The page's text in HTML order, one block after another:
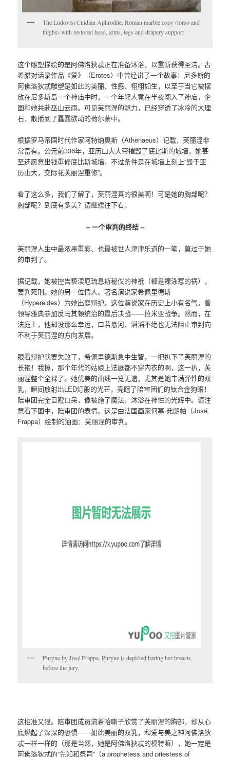
The Ludovisi Cnidian Aphrodite, Roman marble copy (torso and
thighs) with restored head, arms, legs and drapery support
这个雕塑描绘的是阿佛洛狄忒正在准备沐浴，以重新获得圣洁。古
希腊对话录作品《爱》（Erotes）中曾经讲了一个故事：尼多斯的
阿佛洛狄忒雕塑是如此的美丽、性感、栩栩如生，以至于当它被摆
放在尼多斯岛一个神庙中时，一个年轻人竟在半夜闯入了神庙，企
图和她共赴巫山云雨。可见芙丽涅的魅力，已经穿透了冰冷的大理
石，散播到了蠢蠢欲动的荷尔蒙中。
根据罗马帝国时代作家阿特纳奥斯（Athenaeus）记载，芙丽涅非
常富有。公元前336年，亚历山大大帝摧毁了底比斯的城墙，她甚
至还愿意出钱重修底比斯城墙，不过条件是在城墙上刻上“毁于亚
历山大，交际花芙丽涅重修”。
看了这么多，我们了解了，芙丽涅真的很美啊！可是她的胸部呢？
胸部呢？到底有多美？请继续往下看。
– 一个审判的终结 –
芙丽涅人生中最浓墨重彩、也最被世人津津乐道的一笔，莫过于她
的审判了。
据记载，她被控告亵渎厄琉息斯秘仪的神祗（都是裸泳惹的祸），
要判死刑。她的另一位情人、著名演说家希佩里德斯
（Hypereides）为她出庭辩护。这位演说家在历史上小有名气，曾
领导雅典参加反马其顿统治的最后决战——拉米亚战争。然而，在
法庭上，他却没那么幸运，口若悬河、滔滔不绝也无法阻止审判向
不利于芙丽涅的方向发展。
眼看辩护就要失败了，希佩里德斯急中生智，一把扒下了芙丽涅的
长袍！我擦，那个年代的姑娘上法庭都不穿内衣的啊，这一扒，芙
丽涅整个全裸了。她优美的曲线一览无遗，尤其是她丰满弹性的双
乳，瞬间放射出LED灯般的光芒，亮瞎了陪审团们的钛合金狗眼！
陪审团完全目瞪口呆，像被施了魔法，沐浴在神性的光辉中。请注
意看下图中，陪审团的表情。这是由法国画家何塞·弗朗帕（José
Frappa）绘制的油画：芙丽涅的审判。
Phryne by José Frappa. Phryne is depicted baring her breasts
before the jury.
这招准又狠。陪审团成员流着哈喇子欣赏了芙丽涅的胸部，却从心
底燃起了深深的恐惧——如此美丽的双乳，和爱与美之神阿佛洛狄
忒一样一样的（那是当然，她是阿佛洛狄忒的模特嘛），她一定是
阿佛洛狄忒的“先知和祭司”（a prophetess and priestess of